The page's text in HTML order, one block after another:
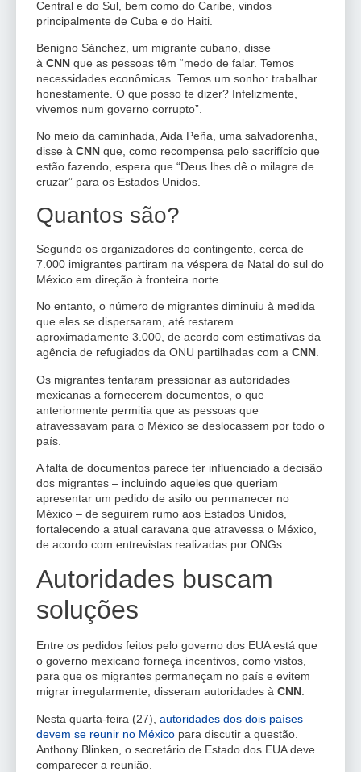
Central e do Sul, bem como do Caribe, vindos
principalmente de Cuba e do Haiti.
Benigno Sánchez, um migrante cubano, disse
à CNN que as pessoas têm “medo de falar. Temos
necessidades econômicas. Temos um sonho: trabalhar
honestamente. O que posso te dizer? Infelizmente,
vivemos num governo corrupto”.
No meio da caminhada, Aida Peña, uma salvadorenha,
disse à CNN que, como recompensa pelo sacrifício que
estão fazendo, espera que “Deus lhes dê o milagre de
cruzar” para os Estados Unidos.
Quantos são?
Segundo os organizadores do contingente, cerca de
7.000 imigrantes partiram na véspera de Natal do sul do
México em direção à fronteira norte.
No entanto, o número de migrantes diminuiu à medida
que eles se dispersaram, até restarem
aproximadamente 3.000, de acordo com estimativas da
agência de refugiados da ONU partilhadas com a CNN
Os migrantes tentaram pressionar as autoridades
mexicanas a fornecerem documentos, o que
anteriormente permitia que as pessoas que
atravessavam para o México se deslocassem por todo o
país.
A falta de documentos parece ter influenciado a decisão
dos migrantes – incluindo aqueles que queriam
apresentar um pedido de asilo ou permanecer no
México – de seguirem rumo aos Estados Unidos,
fortalecendo a atual caravana que atravessa o México,
de acordo com entrevistas realizadas por ONGs.
Autoridades buscam
soluções
Entre os pedidos feitos pelo governo dos EUA está que
o governo mexicano forneça incentivos, como vistos,
para que os migrantes permaneçam no país e evitem
migrar irregularmente, disseram autoridades à CNN.
Nesta quarta-feira (27), autoridades dos dois países
devem se reunir no México para discutir a questão.
Anthony Blinken, o secretário de Estado dos EUA deve
comparecer a reunião.